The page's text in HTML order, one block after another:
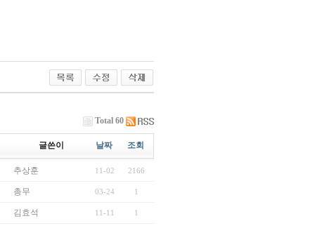
Total 60
글쓴이 날짜 조회
추상훈 11-02 2166
총무 03-24 1
김효석 11-11 1